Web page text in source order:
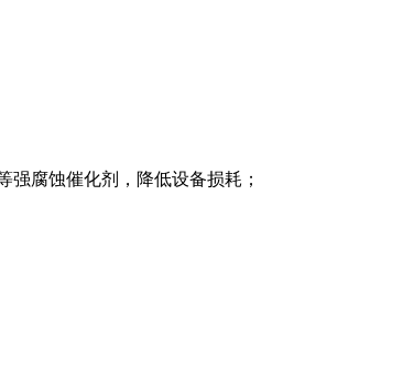
腐蚀催化剂，降低设备损耗；